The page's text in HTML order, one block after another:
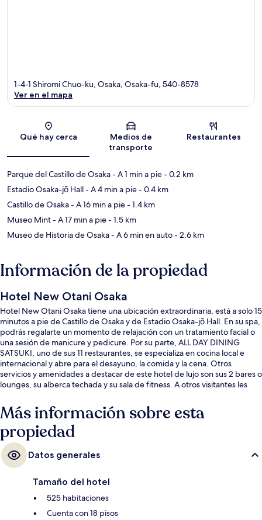
Sección del mapa
1-4-1 Shiromi Chuo-ku, Osaka, Osaka-fu, 540-8578
Ver en el mapa
Qué hay cerca
Medios de
transporte
Restaurantes
Parque del Castillo de Osaka- A 1 min a pie- 0.2 km
Estadio Osaka-jō Hall- A 4 min a pie- 0.4 km
Castillo de Osaka- A 16 min a pie- 1.4 km
Museo Mint- A 17 min a pie- 1.5 km
Museo de Historia de Osaka- A 6 min en auto- 2.6 km
Información de la propiedad
Hotel New Otani Osaka
Hotel New Otani Osaka tiene una ubicación extraordinaria, está a solo 15
minutos a pie de Castillo de Osaka y de Estadio Osaka-jō Hall. En su spa,
podrás regalarte un momento de relajación con un tratamiento facial o
una sesión de manicure y pedicure. Por su parte, ALL DAY DINING
SATSUKI, uno de sus 11 restaurantes, se especializa en cocina local e
internacional y abre para el desayuno, la comida y la cena. Otros
servicios y amenidades a destacar de este hotel de lujo son sus 2 bares o
lounges, su alberca techada y su sala de fitness. A otros visitantes les
corta distancia a pie de algunas opciones de transporte público:
Estación de metro de Osaka Business Park está a 4 minutos y Estación
de metro Ōsakajōkōen está a 5 minutos.
Más información sobre esta
propiedad
Datos generales
Tamaño del hotel
525 habitaciones
Cuenta con 18 pisos